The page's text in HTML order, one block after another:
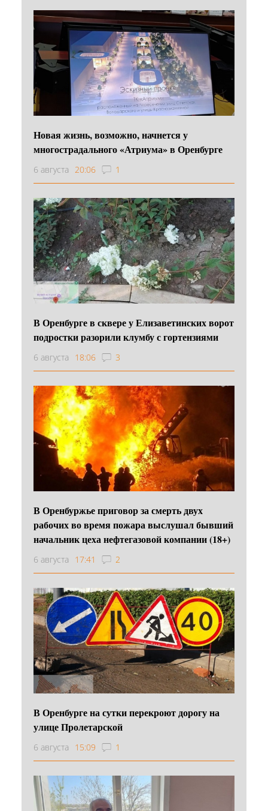
Новая жизнь, возможно, начнется у
многострадального «Атриума» в Оренбурге
6 августа 20:06 1
В Оренбурге в сквере у Елизаветинских ворот
подростки разорили клумбу с гортензиями
6 августа 18:06 3
В Оренбуржье приговор за смерть двух
рабочих во время пожара выслушал бывший
начальник цеха нефтегазовой компании (18+)
6 августа 17:41 2
В Оренбурге на сутки перекроют дорогу на
улице Пролетарской
6 августа 15:09 1